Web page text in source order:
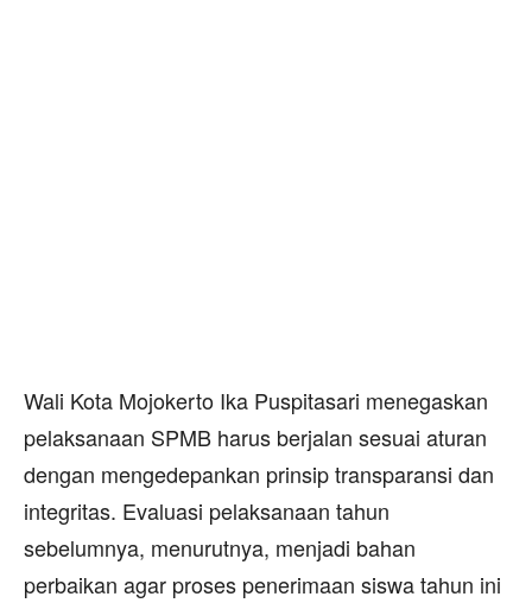
Wali Kota Mojokerto Ika Puspitasari menegaskan
pelaksanaan SPMB harus berjalan sesuai aturan
dengan mengedepankan prinsip transparansi dan
integritas. Evaluasi pelaksanaan tahun
sebelumnya, menurutnya, menjadi bahan
perbaikan agar proses penerimaan siswa tahun ini